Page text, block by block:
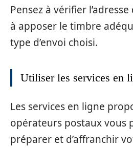
Pensez à vérifier
à apposer le timbre
type d’envoi choisi.
Utiliser les services en
Les services en ligne
opérateurs postaux vous
préparer et d’affranchir